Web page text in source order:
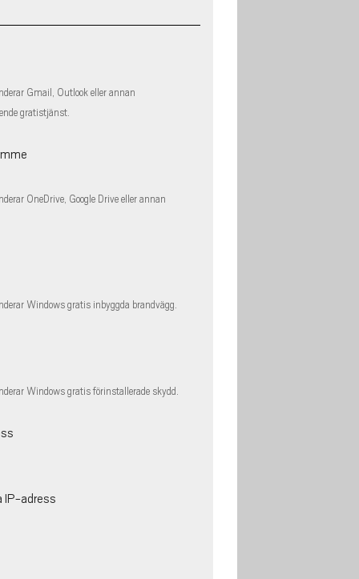
Gmail, Outlook eller annan
gratistjänst.
OneDrive, Google Drive eller annan
Windows gratis inbyggda brandvägg.
Windows gratis förinstallerade skydd.
IP-adress